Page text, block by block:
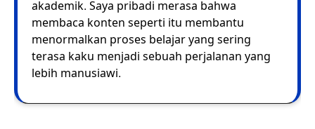
akademik. Saya pribadi merasa bahwa
membaca konten seperti itu membantu
menormalkan proses belajar yang sering
terasa kaku menjadi sebuah perjalanan yang
lebih manusiawi.